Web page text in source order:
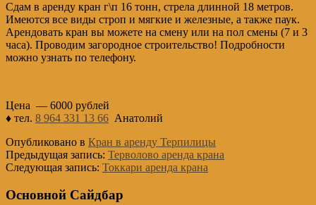
Сдам в аренду кран г\п 16 тонн, стрела длинной 18 метров.
Имеются все виды строп и мягкие и железные, а также паук.
Арендовать кран вы можете на смену или на пол смены (7 и 3
часа). Проводим загородное строительство! Подробности
можно узнать по телефону.
Цена — 6000 рублей
♦ тел. 8 964 331 13 66 Анатолий
Опубликовано в Кран в аренду Терпилицы
Предыдущая запись: Терволово аренда крана
Следующая запись: Токкари аренда крана
Основной Сайдбар